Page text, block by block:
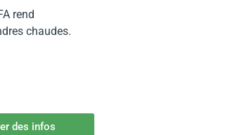
rend
chaudes.
des infos